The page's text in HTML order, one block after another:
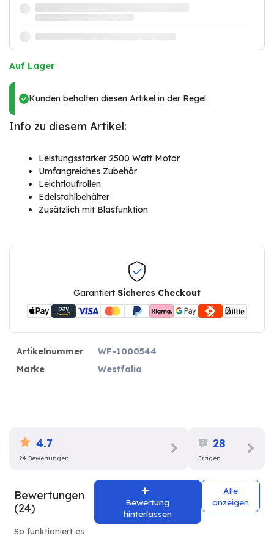
Auf Lager
Kunden behalten diesen Artikel in der Regel.
Info zu diesem Artikel:
Leistungsstarker 2500 Watt Motor
Umfangreiches Zubehör
Leichtlaufrollen
Edelstahlbehälter
Zusätzlich mit Blasfunktion
Garantiert Sicheres Checkout
Artikelnummer
WF-1000544
Marke
Westfalia
4.7
24 Bewertungen
28
Fragen
Bewertungen
(24)
Bewertung
hinterlassen
Alle
anzeigen
So funktioniert es